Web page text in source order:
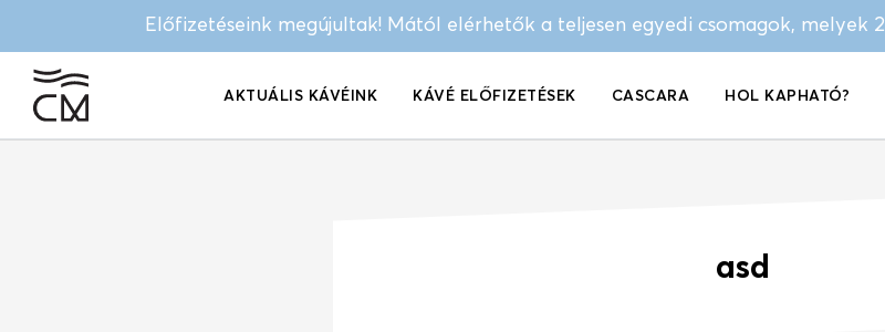
Előfizetéseink megújultak! Mától elérhetők a teljesen egyedi csomagok, melyek
AKTUÁLIS KÁVÉINK KÁVÉ ELŐFIZETÉSEK CASCARA HOL KAPHATÓ?
asd